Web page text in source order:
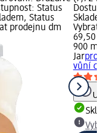
Status
Status
prodejnu dm
Vybrat
69,50 Kč
900 ml
Jar
vůní